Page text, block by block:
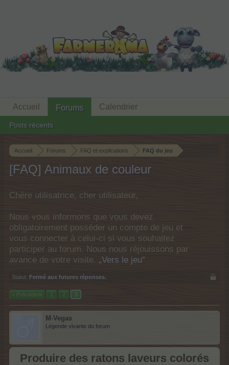
Accueil Forums FAQ et explications FAQ du jeu
[FAQ] Animaux de couleur
Chère utilisatrice, cher utilisateur,
Nous vous informons que vous devez
obligatoirement posséder un compte de jeu et
vous connecter à celui-ci si vous souhaitez
participer au forum. Nous nous réjouissons par
avance de votre visite. „Vers le jeu“
Statut: Fermé aux futures réponses.
< Précédent 1 2 3
M-Vegas
Légende vivante du forum
Produire des ratons laveurs colorés
Accueil Forums
Posts récents
Calendrier